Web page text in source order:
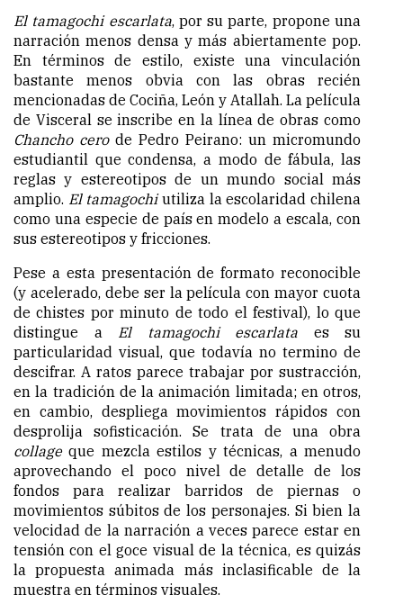
El tamagochi escarlata, por su parte, propone una
narración menos densa y más abiertamente pop.
En términos de estilo, existe una vinculación
bastante menos obvia con las obras recién
mencionadas de Cociña, León y Atallah. La película
de Visceral se inscribe en la línea de obras como
Chancho cero de Pedro Peirano: un micromundo
estudiantil que condensa, a modo de fábula, las
reglas y estereotipos de un mundo social más
amplio. El tamagochiutiliza la escolaridad chilena
como una especie de país en modelo a escala, con
sus estereotipos y fricciones.
Pese a esta presentación de formato reconocible
(y acelerado, debe ser la película con mayor cuota
de chistes por minuto de todo el festival), lo que
distingue a El tamagochi escarlata es su
particularidad visual, que todavía no termino de
descifrar. A ratos parece trabajar por sustracción,
en la tradición de la animación limitada; en otros,
en cambio, despliega movimientos rápidos con
desprolija sofisticación. Se trata de una obra
collageque mezcla estilos y técnicas, a menudo
aprovechando el poco nivel de detalle de los
fondos para realizar barridos de piernas o
movimientos súbitos de los personajes. Si bien la
velocidad de la narración a veces parece estar en
tensión con el goce visual de la técnica, es quizás
la propuesta animada más inclasificable de la
muestra en términos visuales.